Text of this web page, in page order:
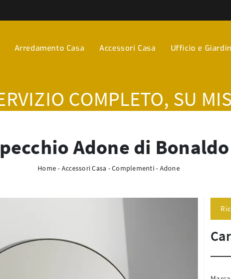
Arredamento Casa Accessori Casa Ufficio e
COMPLETO, SU
Adone di Bonaldo
Home- Accessori Casa -Complementi- Adone